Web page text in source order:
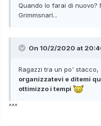
Quando lo farai di nuovo?
Grimmsnarl...
On 10/2/2020 at
Ragazzi tra un po' stacco,
organizzatevi e ditemi
ottimizzo i tempi
^^^